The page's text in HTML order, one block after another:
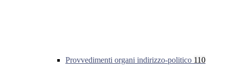
Provvedimenti organi indirizzo-politico 110